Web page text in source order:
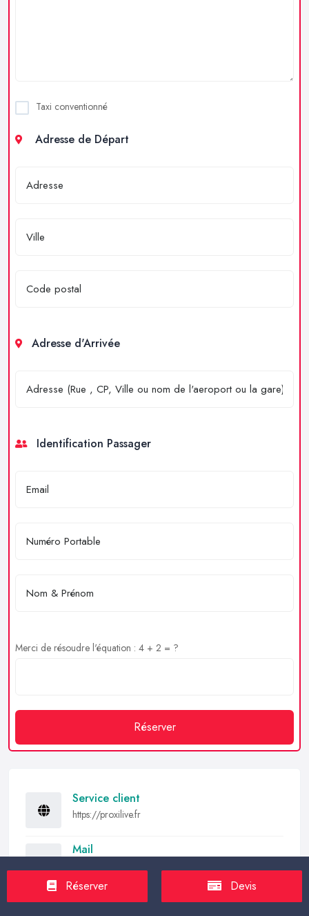
Taxi conventionné
Adresse de Départ
Adresse d'Arrivée
Identification Passager
Merci de résoudre l'équation : 4 + 2 = ?
Réserver
Service client
https://proxilive.fr
Mail
Partager
Réserver Devis